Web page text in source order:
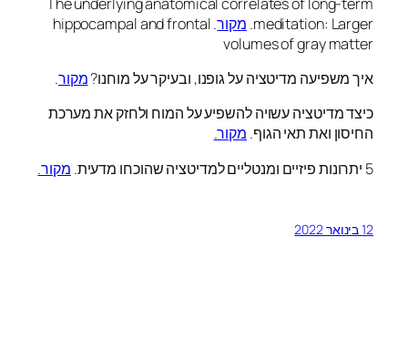
meditation: Larger. מקור . hippocampal and frontal
volumes of gray matter
איך משפיעה מדיטציה על גופנו, ובעיקר על מוחנו?מקור.
כיצד מדיטציה עשויה להשפיע על המוח ולחזק את מערכת
החיסון ואת תאי הגוף. מקור.
5 יתרונות פיזיים ומנטליים למדיטציה שהוכחו מדעית.
מקור.
12 בינואר 2022